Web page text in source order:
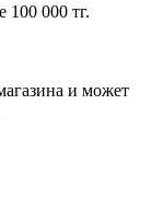
100 000 тг.
и может